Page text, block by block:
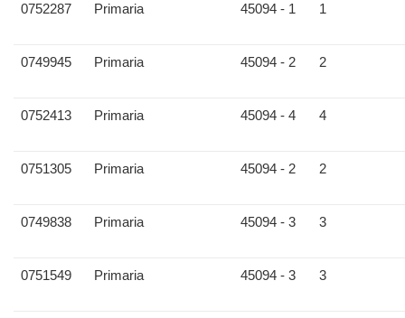
0752287 Primaria 45094 - 1 1
0749945 Primaria 45094 - 2 2
0752413 Primaria 45094 - 4 4
0751305 Primaria 45094 - 2 2
0749838 Primaria 45094 - 3 3
0751549 Primaria 45094 - 3 3